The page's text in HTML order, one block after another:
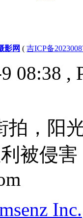
影网 ( 吉ICP备
08:38 ,
拍，阳
被侵
Inc.